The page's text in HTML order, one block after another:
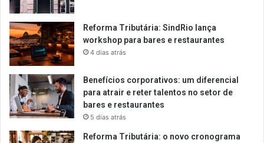
Reforma Tributária: SindRio lança
workshop para bares e restaurantes
4 dias atrás
Benefícios corporativos: um diferencial
para atrair e reter talentos no setor de
bares e restaurantes
5 dias atrás
Reforma Tributária: o novo cronograma